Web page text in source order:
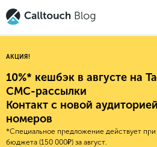
Авторитейл
Финансы
2025
АКЦИЯ!
10%* кешбэк в августе на
СМС-рассылки
Контакт с новой
номеров
*Специальное предложение действует при
бюджета (150 000₽) за август.